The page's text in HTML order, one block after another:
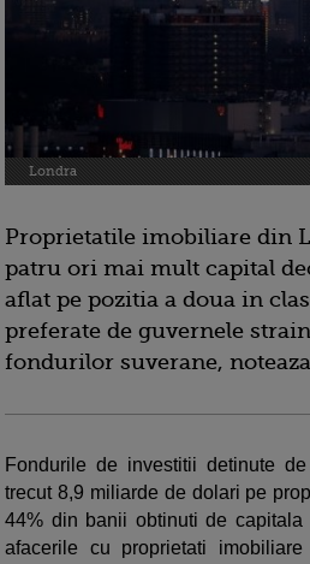
Londra
Proprietatile imobiliare din
patru ori mai mult capital
aflat pe pozitia a doua in
preferate de guvernele
fondurilor suverane,
Fondurile de investitii detinute
trecut 8,9 miliarde de dolari pe
44% din banii obtinuti de
afacerile cu proprietati